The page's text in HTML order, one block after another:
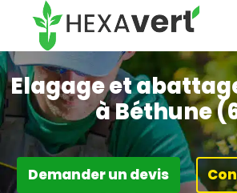
contenu
Elagage et
à Béthune
Demander un devis